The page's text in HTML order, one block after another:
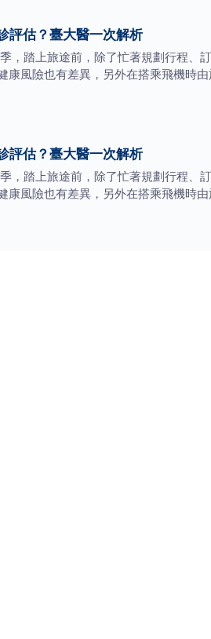
評估？臺大醫一次解析
，踏上旅途前，除了忙著規劃行程、
風險也有差異，另外在搭乘飛機時
評估？臺大醫一次解析
，踏上旅途前，除了忙著規劃行程、
風險也有差異，另外在搭乘飛機時